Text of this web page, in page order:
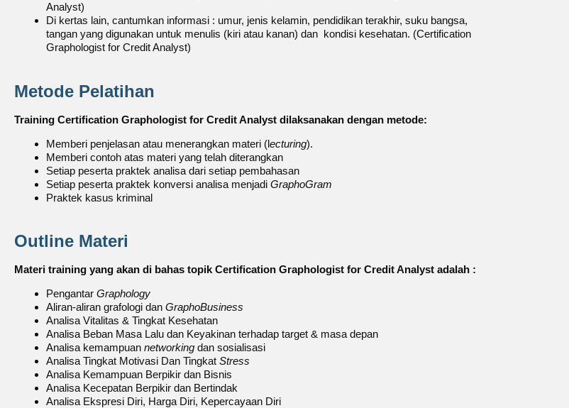
Analyst)
Di kertas lain, cantumkan informasi : umur, jenis kelamin, pendidikan terakhir, suku bangsa,
tangan yang digunakan untuk menulis (kiri atau kanan) dan kondisi kesehatan. (Certification
Graphologist for Credit Analyst)
Metode Pelatihan
Training Certification Graphologist for Credit Analyst dilaksanakan dengan metode:
Memberi penjelasan atau menerangkan materi (lecturing).
Memberi contoh atas materi yang telah diterangkan
Setiap peserta praktek analisa dari setiap pembahasan
Setiap peserta praktek konversi analisa menjadi GraphoGram
Praktek kasus kriminal
Outline Materi
Materi training yang akan di bahas topik Certification Graphologist for Credit Analyst adalah :
Pengantar Graphology
Aliran-aliran grafologi dan GraphoBusiness
Analisa Vitalitas & Tingkat Kesehatan
Analisa Beban Masa Lalu dan Keyakinan terhadap target & masa depan
Analisa kemampuan networking dan sosialisasi
Analisa Tingkat Motivasi Dan Tingkat Stress
Analisa Kemampuan Berpikir dan Bisnis
Analisa Kecepatan Berpikir dan Bertindak
Analisa Ekspresi Diri, Harga Diri, Kepercayaan Diri